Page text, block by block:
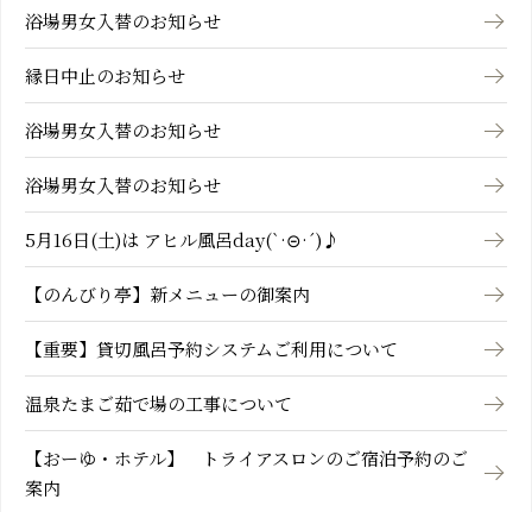
浴場男女入替のお知らせ
縁日中止のお知らせ
浴場男女入替のお知らせ
浴場男女入替のお知らせ
5月16日(土)は アヒル風呂day(`·⊝·´)♪
【のんびり亭】新メニューの御案内
【重要】貸切風呂予約システムご利用について
温泉たまご茹で場の工事について
【おーゆ・ホテル】 トライアスロンのご宿泊予約のご
案内